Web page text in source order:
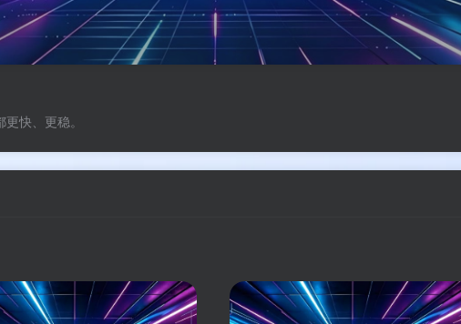
快、更稳。
登录
没有账号？立即注册
码云登录